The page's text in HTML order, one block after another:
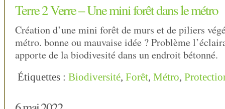
Terre 2 Verre – Une mini forêt dans le métro
Création d’une mini forêt de murs et de piliers
métro. bonne ou mauvaise idée ? Problème
apporte de la biodivesité dans un endroit bétonné.
Étiquettes : Biodiversité, Forêt, Métro,